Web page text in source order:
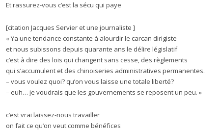
Et rassurez-vous c’est la sécu qui paye
[citation Jacques Servier et une journaliste ]
« Ya une tendance constante à alourdir le carcan dirigiste
et nous subissons depuis quarante ans le délire législatif
c’est à dire des lois qui changent sans cesse, des règlements
qui s’accumulent et des chinoiseries administratives permanentes.
– vous voulez quoi? qu’on vous laisse une totale liberté?
– euh… je voudrais que les gouvernements se reposent un peu. »
c’est vrai laissez-nous travailler
on fait ce qu’on veut comme bénéfices